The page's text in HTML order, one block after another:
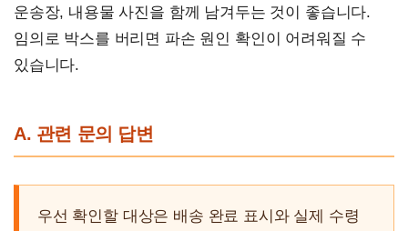
운송장, 내용물 사진을 함께 남겨두는 것이 좋습니다.
임의로 박스를 버리면 파손 원인 확인이 어려워질 수
있습니다.
A. 관련 문의 답변
우선 확인할 대상은 배송 완료 표시와 실제 수령